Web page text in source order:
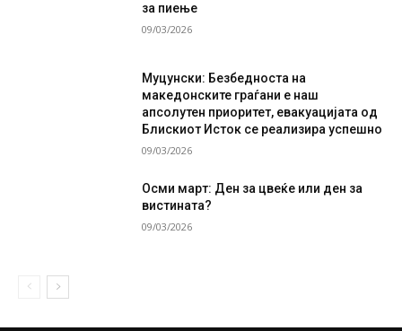
за пиење
09/03/2026
Муцунски: Безбедноста на
македонските граѓани е наш
апсолутен приоритет, евакуацијата од
Блискиот Исток се реализира успешно
09/03/2026
Осми март: Ден за цвеќе или ден за
вистината?
09/03/2026